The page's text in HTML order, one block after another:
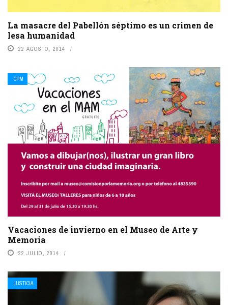
La masacre del Pabellón séptimo es un crimen de
lesa humanidad
22 AGOSTO, 2014
CPM
Vacaciones de invierno en el Museo de Arte y
Memoria
22 JULIO, 2014
JUSTICIA